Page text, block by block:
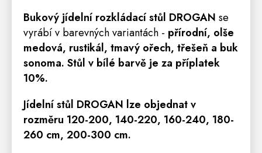
Bukový jídelní rozkládací stůl DROGAN se
vyrábí v barevných variantách - přírodní, olše
medová, rustikál, tmavý ořech, třešeň a buk
sonoma. Stůl v bílé barvě je za příplatek
10%.
Jídelní stůl DROGAN lze objednat v
rozměru 120-200, 140-220, 160-240, 180-
260 cm, 200-300 cm.